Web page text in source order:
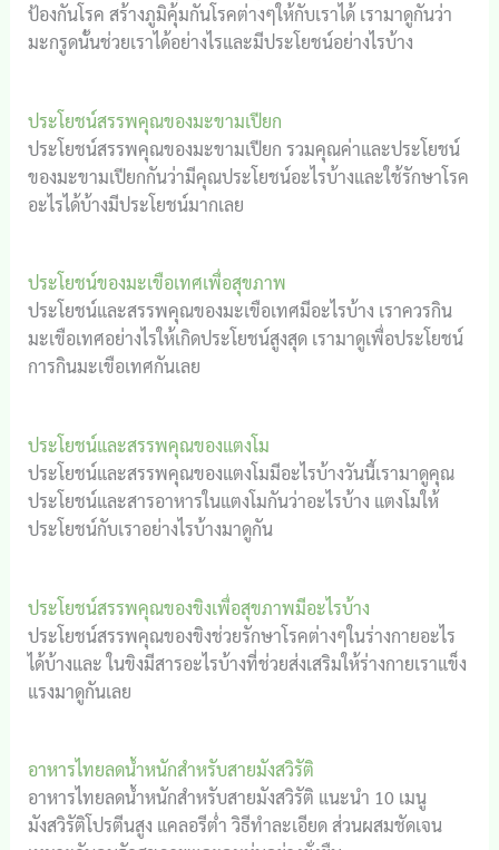
ป้องกันโรค สร้างภูมิคุ้มกันโรคต่างๆให้กับเราได้ เรามาดูกันว่า
มะกรูดนั้นช่วยเราได้อย่างไรและมีประโยชน์อย่างไรบ้าง
ประโยชน์สรรพคุณของมะขามเปียก
ประโยชน์สรรพคุณของมะขามเปียก รวมคุณค่าและประโยชน์
ของมะขามเปียกกันว่ามีคุณประโยชน์อะไรบ้างและใช้รักษาโรค
อะไรได้บ้างมีประโยชน์มากเลย
ประโยชน์ของมะเขือเทศเพื่อสุขภาพ
ประโยชน์และสรรพคุณของมะเขือเทศมีอะไรบ้าง เราควรกิน
มะเขือเทศอย่างไรให้เกิดประโยชน์สูงสุด เรามาดูเพื่อประโยชน์
การกินมะเขือเทศกันเลย
ประโยชน์และสรรพคุณของแตงโม
ประโยชน์และสรรพคุณของแตงโมมีอะไรบ้างวันนี้เรามาดูคุณ
ประโยชน์และสารอาหารในแตงโมกันว่าอะไรบ้าง แตงโมให้
ประโยชน์กับเราอย่างไรบ้างมาดูกัน
ประโยชน์สรรพคุณของขิงเพื่อสุขภาพมีอะไรบ้าง
ประโยชน์สรรพคุณของขิงช่วยรักษาโรคต่างๆในร่างกายอะไร
ได้บ้างและ ในขิงมีสารอะไรบ้างที่ช่วยส่งเสริมให้ร่างกายเราแข็ง
แรงมาดูกันเลย
อาหารไทยลดน้ำหนักสำหรับสายมังสวิรัติ
อาหารไทยลดน้ำหนักสำหรับสายมังสวิรัติ แนะนำ 10 เมนู
มังสวิรัติโปรตีนสูง แคลอรีต่ำ วิธีทำละเอียด ส่วนผสมชัดเจน